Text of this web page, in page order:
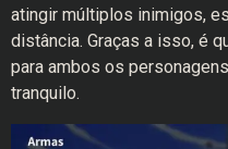
atingir múltiplos inimigos,
distância. Graças a isso, é
para ambos os
tranquilo.